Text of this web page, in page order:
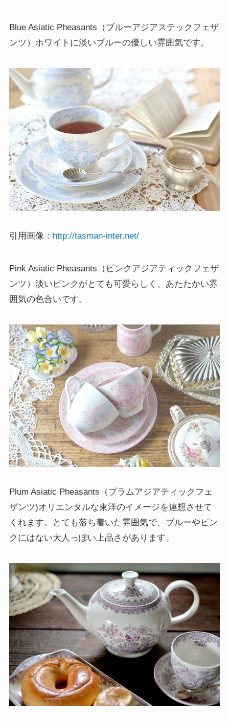
Blue Asiatic Pheasants（ブルーアジアステックフェザ
ンツ）ホワイトに淡いブルーの優しい雰囲気です。
引用画像： http://tasman-inter.net/
Pink Asiatic Pheasants（ピンクアジアティックフェザ
ンツ）淡いピンクがとても可愛らしく、あたたかい雰
囲気の色合いです。
Plum Asiatic Pheasants（プラムアジアティックフェ
ザンツ)オリエンタルな東洋のイメージを連想させて
くれます。とても落ち着いた雰囲気で、ブルーやピン
クにはない大人っぽい上品さがあります。